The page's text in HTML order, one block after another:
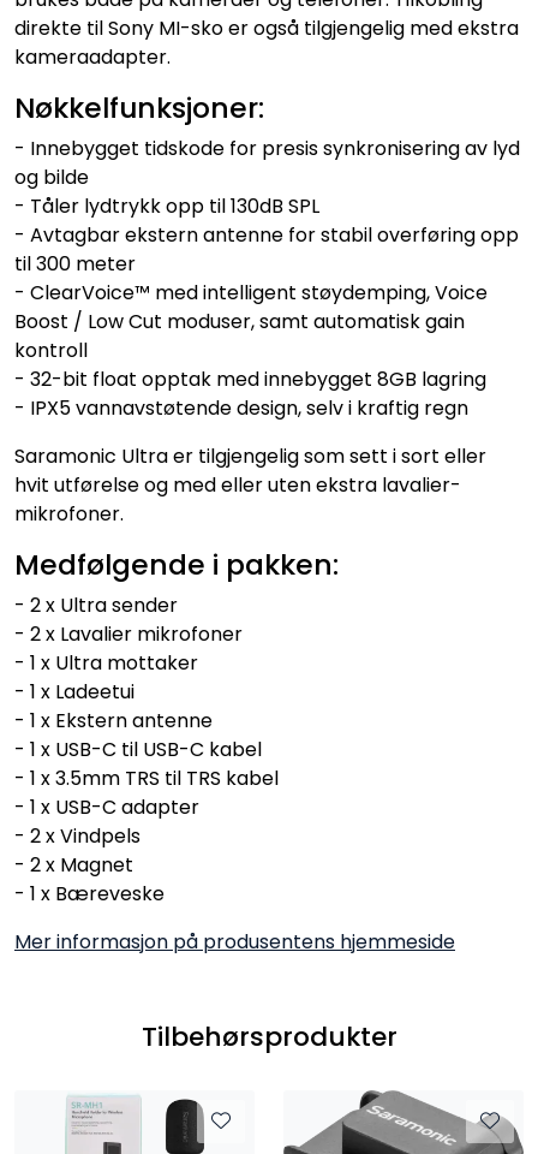
direkte til Sony MI-sko er også tilgjengelig med ekstra
kameraadapter.
Nøkkelfunksjoner:
- Innebygget tidskode for presis synkronisering av lyd
og bilde
- Tåler lydtrykk opp til 130dB SPL
- Avtagbar ekstern antenne for stabil overføring opp
til 300 meter
- ClearVoice™ med intelligent støydemping, Voice
Boost / Low Cut moduser, samt automatisk gain
kontroll
- 32-bit float opptak med innebygget 8GB lagring
- IPX5 vannavstøtende design, selv i kraftig regn
Saramonic Ultra er tilgjengelig som sett i sort eller
hvit utførelse og med eller uten ekstra lavalier-
mikrofoner.
Medfølgende i pakken:
- 2 x Ultra sender
- 2 x Lavalier mikrofoner
- 1 x Ultra mottaker
- 1 x Ladeetui
- 1 x Ekstern antenne
- 1 x USB-C til USB-C kabel
- 1 x 3.5mm TRS til TRS kabel
- 1 x USB-C adapter
- 2 x Vindpels
- 2 x Magnet
- 1 x Bæreveske
Mer informasjon på produsentens hjemmeside
Tilbehørsprodukter